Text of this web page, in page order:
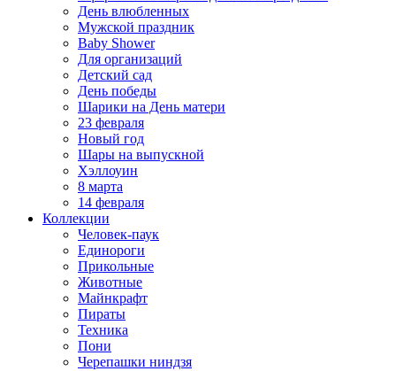
День влюбленных
Мужской праздник
Baby Shower
Для организаций
Детский сад
День победы
Шарики на День матери
23 февраля
Новый год
Шары на выпускной
Хэллоуин
8 марта
14 февраля
Коллекции
Человек-паук
Единороги
Прикольные
Животные
Майнкрафт
Пираты
Техника
Пони
Черепашки ниндзя